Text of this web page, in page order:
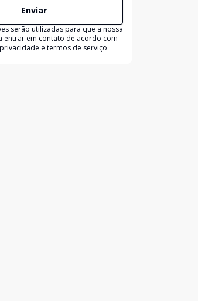
Enviar
serão utilizadas para que a nossa
entrar em contato de acordo com
e termos de serviço